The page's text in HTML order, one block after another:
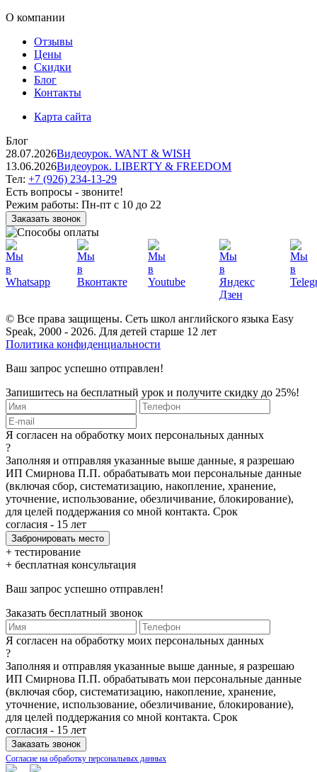
О компании
Отзывы
Цены
Скидки
Блог
Контакты
Карта сайта
Блог
28.07.2026Видеоурок. WANT & WISH
13.06.2026Видеоурок. LIBERTY & FREEDOM
Тел: +7 (926) 234-13-29
Есть вопросы - звоните!
Режим работы: Пн-пт с 10 до 22
Заказать звонок
© Все права защищены. Сеть школ английского языка Easy
Speak, 2000 - 2026. Для детей старше 12 лет
Политика конфиденциальности
Ваш запрос успешно отправлен!
Запишитесь на бесплатный урок и получите скидку до 25%!
Я согласен на обработку моих персональных данных
?
Заполняя и отправляя указанные выше данные, я разрешаю
ИП Смирнова П.П. обрабатывать мои персональные данные
(включая сбор, систематизацию, накопление, хранение,
уточнение, использование, обезличивание, блокирование),
для целей поддержания со мной контакта. Срок
согласия - 15 лет
+ тестирование
+ бесплатная консультация
Ваш запрос успешно отправлен!
Заказать бесплатный звонок
Я согласен на обработку моих персональных данных
?
Заполняя и отправляя указанные выше данные, я разрешаю
ИП Смирнова П.П. обрабатывать мои персональные данные
(включая сбор, систематизацию, накопление, хранение,
уточнение, использование, обезличивание, блокирование),
для целей поддержания со мной контакта. Срок
согласия - 15 лет
Согласие на обработку персональных данных